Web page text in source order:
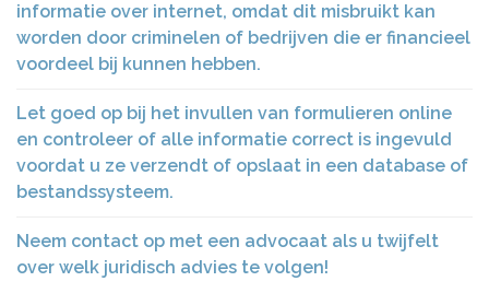
informatie over internet, omdat dit misbruikt kan
worden door criminelen of bedrijven die er financieel
voordeel bij kunnen hebben.
Let goed op bij het invullen van formulieren online
en controleer of alle informatie correct is ingevuld
voordat u ze verzendt of opslaat in een database of
bestandssysteem.
Neem contact op met een advocaat als u twijfelt
over welk juridisch advies te volgen!